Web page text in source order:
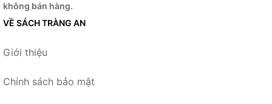
không bán hàng.
VỀ SÁCH TRÀNG AN
Giới thiệu
Chính sách bảo mật